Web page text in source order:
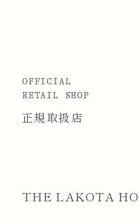
（於：クイー
OFFICIAL
RETAIL SHOP
正規取扱店
THE LAKOTA